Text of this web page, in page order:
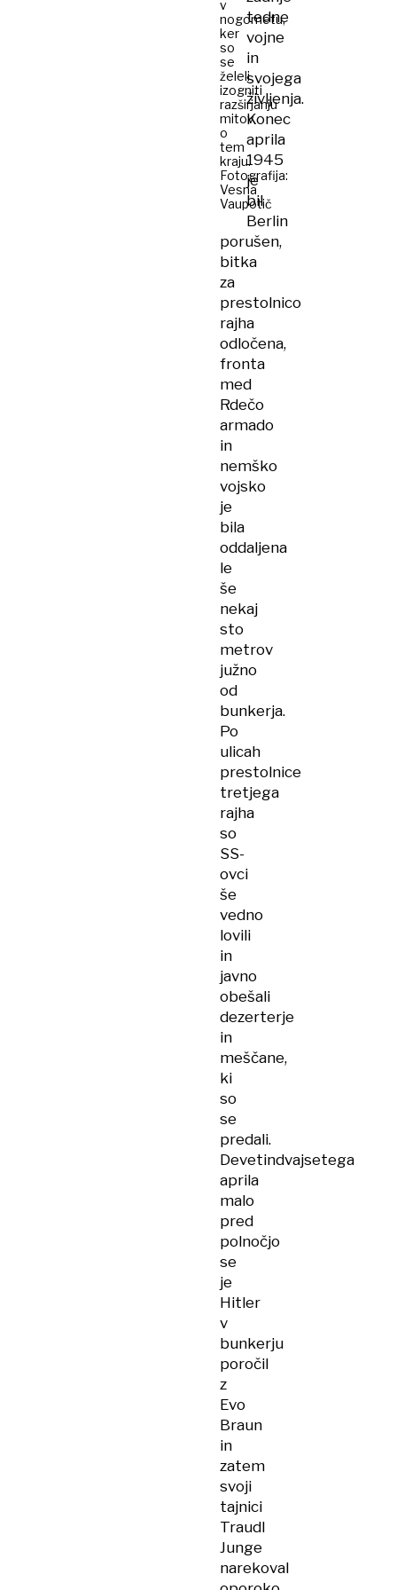
v
nogometu,
ker
so
se
želeli
izogniti
razširjanju
mitov
o
tem
kraju.
Fotografija:
Vesna
Vaupotič
tedne
vojne
in
svojega
življenja.
Konec
aprila
1945
je
bil
Berlin
porušen,
bitka
za
prestolnico
rajha
odločena,
fronta
med
Rdečo
armado
in
nemško
vojsko
je
bila
oddaljena
le
še
nekaj
sto
metrov
južno
od
bunkerja.
Po
ulicah
prestolnice
tretjega
rajha
so
SS-
ovci
še
vedno
lovili
in
javno
obešali
dezerterje
in
meščane,
ki
so
se
predali.
Devetindvajsetega
aprila
malo
pred
polnočjo
se
je
Hitler
v
bunkerju
poročil
z
Evo
Braun
in
zatem
svoji
tajnici
Traudl
Junge
narekoval